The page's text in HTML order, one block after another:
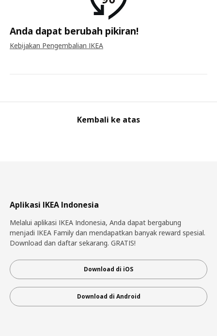
Anda dapat berubah pikiran!
Kebijakan Pengembalian IKEA
Kembali ke atas
Aplikasi IKEA Indonesia
Melalui aplikasi IKEA Indonesia, Anda dapat bergabung
menjadi IKEA Family dan mendapatkan banyak reward spesial.
Download dan daftar sekarang. GRATIS!
Download di iOS
Download di Android